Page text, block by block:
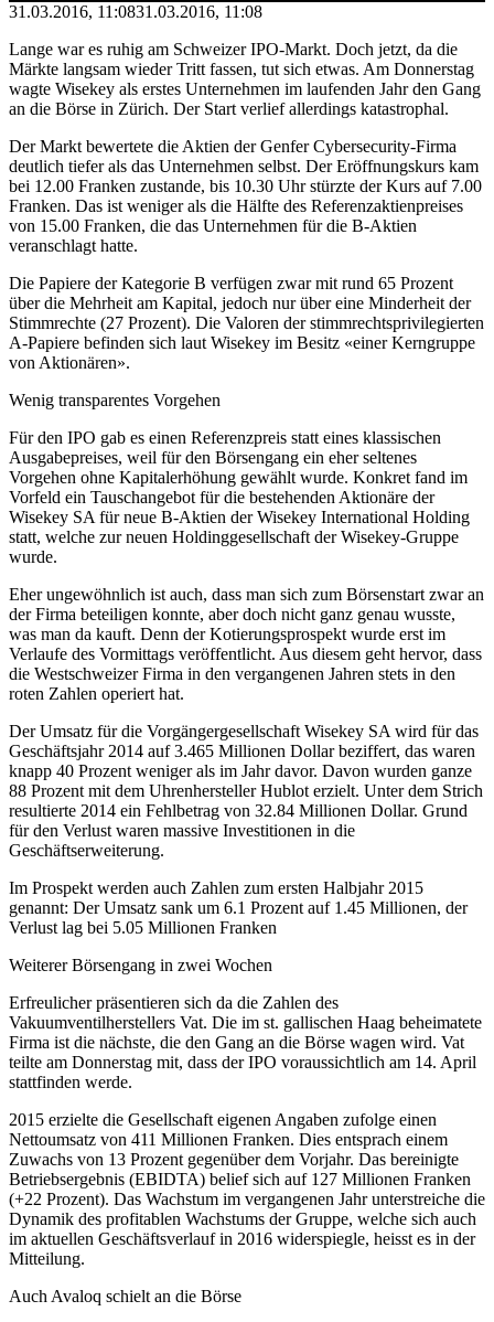
31.03.2016, 11:0831.03.2016, 11:08
Lange war es ruhig am Schweizer IPO-Markt. Doch jetzt, da die
Märkte langsam wieder Tritt fassen, tut sich etwas. Am Donnerstag
wagte Wisekey als erstes Unternehmen im laufenden Jahr den Gang
an die Börse in Zürich. Der Start verlief allerdings katastrophal.
Der Markt bewertete die Aktien der Genfer Cybersecurity-Firma
deutlich tiefer als das Unternehmen selbst. Der Eröffnungskurs kam
bei 12.00 Franken zustande, bis 10.30 Uhr stürzte der Kurs auf 7.00
Franken. Das ist weniger als die Hälfte des Referenzaktienpreises
von 15.00 Franken, die das Unternehmen für die B-Aktien
veranschlagt hatte.
Die Papiere der Kategorie B verfügen zwar mit rund 65 Prozent
über die Mehrheit am Kapital, jedoch nur über eine Minderheit der
Stimmrechte (27 Prozent). Die Valoren der stimmrechtsprivilegierten
A-Papiere befinden sich laut Wisekey im Besitz «einer Kerngruppe
von Aktionären».
Wenig transparentes Vorgehen
Für den IPO gab es einen Referenzpreis statt eines klassischen
Ausgabepreises, weil für den Börsengang ein eher seltenes
Vorgehen ohne Kapitalerhöhung gewählt wurde. Konkret fand im
Vorfeld ein Tauschangebot für die bestehenden Aktionäre der
Wisekey SA für neue B-Aktien der Wisekey International Holding
statt, welche zur neuen Holdinggesellschaft der Wisekey-Gruppe
wurde.
Eher ungewöhnlich ist auch, dass man sich zum Börsenstart zwar an
der Firma beteiligen konnte, aber doch nicht ganz genau wusste,
was man da kauft. Denn der Kotierungsprospekt wurde erst im
Verlaufe des Vormittags veröffentlicht. Aus diesem geht hervor, dass
die Westschweizer Firma in den vergangenen Jahren stets in den
roten Zahlen operiert hat.
Der Umsatz für die Vorgängergesellschaft Wisekey SA wird für das
Geschäftsjahr 2014 auf 3.465 Millionen Dollar beziffert, das waren
knapp 40 Prozent weniger als im Jahr davor. Davon wurden ganze
88 Prozent mit dem Uhrenhersteller Hublot erzielt. Unter dem Strich
resultierte 2014 ein Fehlbetrag von 32.84 Millionen Dollar. Grund
für den Verlust waren massive Investitionen in die
Geschäftserweiterung.
Im Prospekt werden auch Zahlen zum ersten Halbjahr 2015
genannt: Der Umsatz sank um 6.1 Prozent auf 1.45 Millionen, der
Verlust lag bei 5.05 Millionen Franken
Weiterer Börsengang in zwei Wochen
Erfreulicher präsentieren sich da die Zahlen des
Vakuumventilherstellers Vat. Die im st. gallischen Haag beheimatete
Firma ist die nächste, die den Gang an die Börse wagen wird. Vat
teilte am Donnerstag mit, dass der IPO voraussichtlich am 14. April
stattfinden werde.
2015 erzielte die Gesellschaft eigenen Angaben zufolge einen
Nettoumsatz von 411 Millionen Franken. Dies entsprach einem
Zuwachs von 13 Prozent gegenüber dem Vorjahr. Das bereinigte
Betriebsergebnis (EBIDTA) belief sich auf 127 Millionen Franken
(+22 Prozent). Das Wachstum im vergangenen Jahr unterstreiche die
Dynamik des profitablen Wachstums der Gruppe, welche sich auch
im aktuellen Geschäftsverlauf in 2016 widerspiegle, heisst es in der
Mitteilung.
Auch Avaloq schielt an die Börse